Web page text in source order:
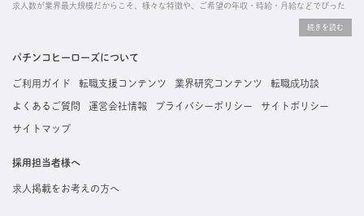
求人数が業界最大規模だからこそ、様々な特徴や、ご希望の年収・時給・月給などでぴった
掲載している求人は、すべて契約法人様から寄せられた正規の求人情報です。応募いただい
た内容はすぐに直接事業所に届くためスムーズに転職・復職できます。
パチンコヒーローズについて
ご利用ガイド 転職支援コンテンツ 業界研究コンテンツ 転職成功談
よくあるご質問 運営会社情報 プライバシーポリシー サイトポリシー
サイトマップ
採用担当者様へ
求人掲載をお考えの方へ